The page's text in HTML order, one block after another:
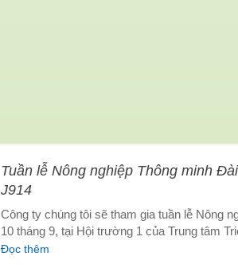
Tuần lễ Nông nghiệp Thông minh
J914
Công ty chúng tôi sẽ tham gia tuần lễ Nông
10 tháng 9, tại Hội trường 1 của Trung tâm
Đọc thêm